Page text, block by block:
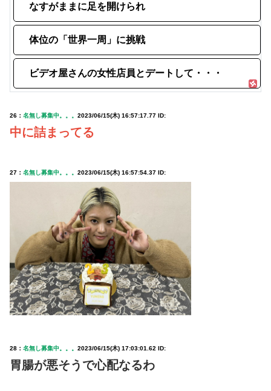
なすがままに足を開けられ
体位の「世界一周」に挑戦
ビデオ屋さんの女性店員とデートして・・・
26： 名無し募集中。。。 2023/06/15(木) 16:57:17.77 ID:
中に詰まってる
27： 名無し募集中。。。 2023/06/15(木) 16:57:54.37 ID:
28： 名無し募集中。。。 2023/06/15(木) 17:03:01.62 ID:
胃腸が悪そうで心配なるわ